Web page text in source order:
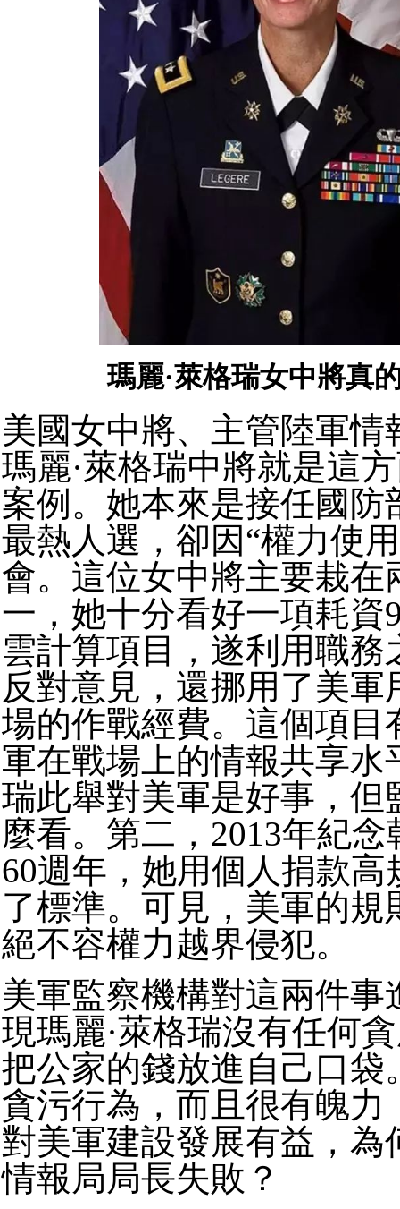
瑪麗·萊格瑞女中將真
美國女中將、主管陸軍情
瑪麗·萊格瑞中將就是這
案例。她本來是接任國防
最熱人選，卻因“權力使
會。這位女中將主要栽在
一，她十分看好一項耗資
雲計算項目，遂利用職務
反對意見，還挪用了美軍
場的作戰經費。這個項目
軍在戰場上的情報共享水
瑞此舉對美軍是好事，但
麼看。第二，2013年紀
60週年，她用個人捐款高
了標準。可見，美軍的規
絕不容權力越界侵犯。
美軍監察機構對這兩件事
現瑪麗·萊格瑞沒有任何
把公家的錢放進自己口袋
貪污行為，而且很有魄力
對美軍建設發展有益，為
情報局局長失敗？